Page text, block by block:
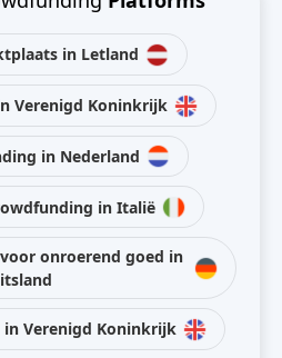
in Letland
Verenigd Koninkrijk
in Nederland
in Italië
onroerend goed in
in Verenigd Koninkrijk